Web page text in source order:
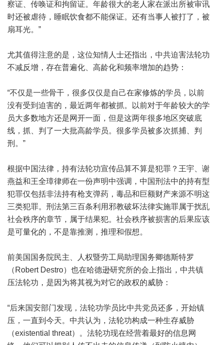
察证、传唤证和拘留证。年龄很大的老人家在派出所被审讯
时还被虐待，睡眠饮食都不能保证。还有当事人被打了，被
扇耳光。”
尤其值得注意的是，这位知情人士还指出，中共迫害法轮功
不减反增，存在普遍化、高龄化和频率增加的趋势：
“不仅是一些骨干，很多仅仅是自己在家修炼的学员，以前
没有受到迫害的，最近两年都被抓。以前对于年龄较大的学
员大多数地方还是网开一面，但是这两年很多地区突破底
线，抓、判了一大批高龄学员。很多学员被多次抓捕、判
刑。”
根据中国法律，持有法轮功宣传品算不算是犯罪？王宇、谢
燕益和王全璋律师在一份声明中强调，中国刑法中的持有型
犯罪仅包括非法持有枪支弹药，毒品和巨额财产来源不明这
三类犯罪。刑法第三百条利用邪教破坏法律实施罪属于扰乱
社会秩序的章节，属于结果犯。社会秩序被损害的后果应该
是可量化的，不是靠推测，推理和假想。
前美国国务院民主、人权暨劳工局助理国务卿德斯特罗
（Robert Destro）也在哈德逊研究所的会上指出，中共镇
压法轮功，是因为将其视为对它的政权的威胁：
“后来国安部门发现，法轮功学员比中共党员还多，开始镇
压，一直到今天。中共认为，法轮功构成一种生存威胁
（existential threat）。法轮功现在经营着最好的信息网